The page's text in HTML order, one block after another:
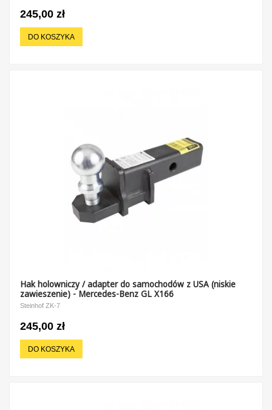
245,00 zł
DO KOSZYKA
Hak holowniczy / adapter do samochodów z USA (niskie
zawieszenie) - Mercedes-Benz GL X166
Steinhof ZK-7
245,00 zł
DO KOSZYKA